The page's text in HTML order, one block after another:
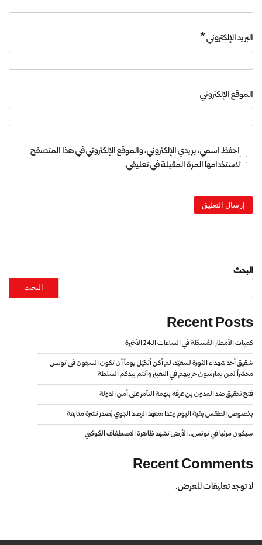
البريد الإلكتروني*
الموقع الإلكتروني
احفظ اسمي، بريدي الإلكتروني، والموقع الإلكتروني في هذا المتصفح
لاستخدامها المرة المقبلة في تعليقي.
البحث
البحث
Recent Posts
كميات الأمطار المُسجّلة في الساعات الـ24 الأخيرة
شقيق أحد شهداء الثورة لسعيّد: لم أكن أتخيّل يوماً أن تكون السجون في تونس
محشراً لمن يمارسون حريتهم في التعبير وأنتم بيدكم السلطة
فتح تحقيق ضد المدون بن عرفة بتهمة التآمر على أمن الدولة
بخصوص الطقس بقية اليوم وغدا :معهد الرصد الجوي يُصدر نشرة متابعة
سيكون مرئيا في تونس.. الأرض تشهد ظاهرة الاصطفاف الكوكبي
Recent Comments
لا توجد تعليقات للعرض.